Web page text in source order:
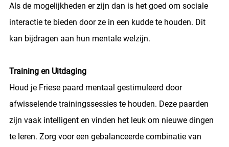
Als de mogelijkheden er zijn dan is het goed om sociale
interactie te bieden door ze in een kudde te houden. Dit
kan bijdragen aan hun mentale welzijn.
Training en Uitdaging
Houd je Friese paard mentaal gestimuleerd door
afwisselende trainingssessies te houden. Deze paarden
zijn vaak intelligent en vinden het leuk om nieuwe dingen
te leren. Zorg voor een gebalanceerde combinatie van